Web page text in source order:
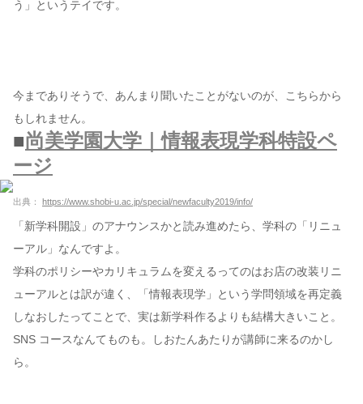
う」というテイです。
今までありそうで、あんまり聞いたことがないのが、こちらから
もしれません。
■尚美学園大学｜情報表現学科特設ペ
ージ
出典： https://www.shobi-u.ac.jp/special/newfaculty2019/info/
「新学科開設」のアナウンスかと読み進めたら、学科の「リニュ
ーアル」なんですよ。
学科のポリシーやカリキュラムを変えるってのはお店の改装リニ
ューアルとは訳が違く、「情報表現学」という学問領域を再定義
しなおしたってことで、実は新学科作るよりも結構大きいこと。
SNS コースなんてものも。しおたんあたりが講師に来るのかし
ら。